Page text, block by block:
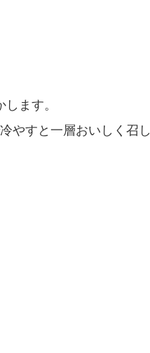
ます。
やすと一層おいしく召し